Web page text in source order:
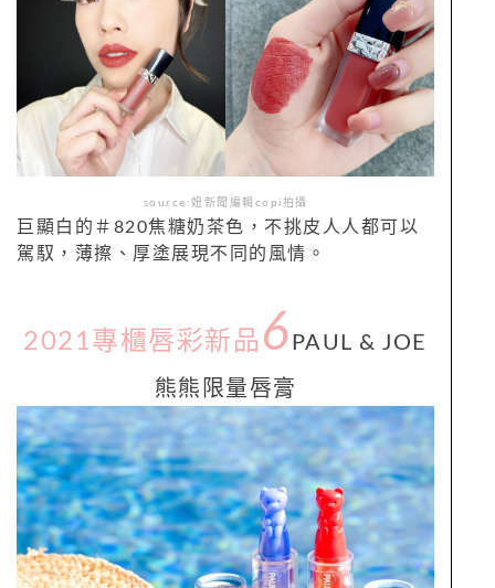
source:妞新聞編輯copi拍攝
巨顯白的＃820焦糖奶茶色，不挑皮人人都可以
駕馭，薄擦、厚塗展現不同的風情。
2021專櫃唇彩新品 6 PAUL & JOE
熊熊限量唇膏